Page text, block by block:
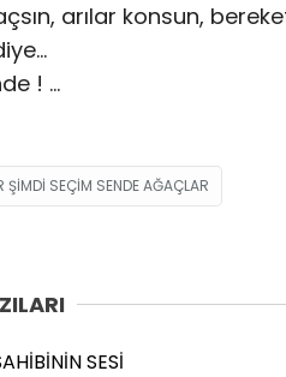
arılar konsun,
! …
ŞIMDI SEÇIM SENDE AĞAÇLAR
SESİ